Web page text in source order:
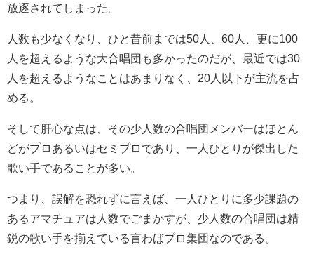
放逐されてしまった。
人数も少なくなり、ひと昔前までは50人、60人、更に100
人を超えるような大合唱団も多かったのだが、最近では30
人を超えるようなことはあまりなく、20人以下が主流を占
める。
そして肝心な点は、その少人数の合唱団メンバーはほとん
どがプロあるいはセミプロであり、一人ひとりが傑出した
歌い手であることが多い。
つまり、誤解を恐れずに言えば、一人ひとりに多少課題の
あるアマチュアは人数でごまかすが、少人数の合唱団は精
鋭の歌い手を揃えている言わばプロ集団なのである。